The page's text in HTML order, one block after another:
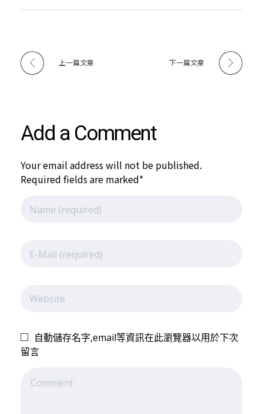
民
國
橇
協
1
上一篇文章 下一篇文章
Add a Comment
Your email address will not be published.
Required fields are marked*
自動儲存名字,email等資訊在此瀏覽器以用於下次
留言